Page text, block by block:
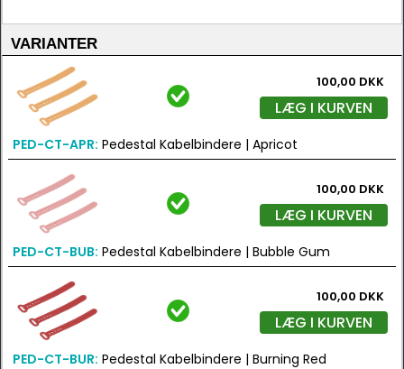
VARIANTER
100,00 DKK
LÆG I KURVEN
PED-CT-APR: Pedestal Kabelbindere | Apricot
100,00 DKK
LÆG I KURVEN
PED-CT-BUB: Pedestal Kabelbindere | Bubble Gum
100,00 DKK
LÆG I KURVEN
PED-CT-BUR: Pedestal Kabelbindere | Burning Red